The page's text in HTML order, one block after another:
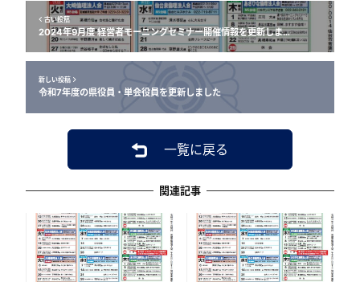
古い投稿
2024年9月度 経営者モーニングセミナー開催情報を更新しま…
新しい投稿
令和7年度の県役員・単会役員を更新しました
一覧に戻る
関連記事